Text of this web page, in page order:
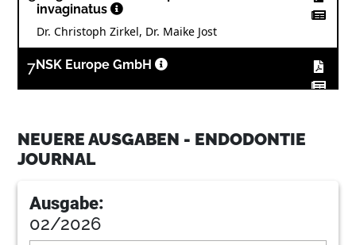
invaginatus
Dr. Christoph Zirkel, Dr. Maike Jost
7NSK Europe GmbH
Karsten Troldner
NEUERE AUSGABEN - ENDODONTIE
JOURNAL
Ausgabe:
02/2026